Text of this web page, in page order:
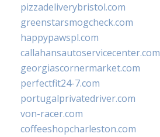
pizzadeliverybristol.com
greenstarsmogcheck.com
happypawspl.com
callahansautoservicecenter.com
georgiascornermarket.com
perfectfit24-7.com
portugalprivatedriver.com
von-racer.com
coffeeshopcharleston.com